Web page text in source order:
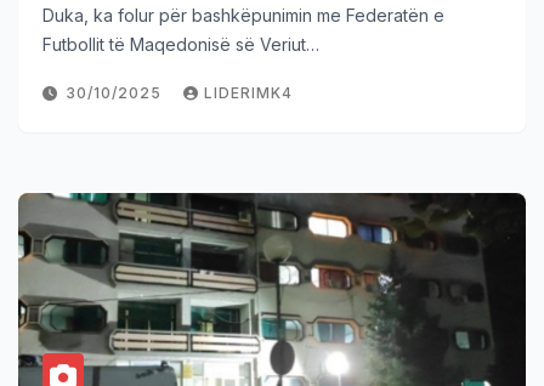
Duka, ka folur për bashkëpunimin me Federatën e
Futbollit të Maqedonisë së Veriut…
30/10/2025 LIDERIMK4